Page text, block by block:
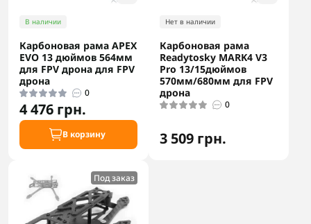
В наличии
Карбоновая рама APEX
EVO 13 дюймов 564мм
для FPV дрона для FPV
дрона
0
4 476 грн.
В корзину
Нет в наличии
Карбоновая рама
Readytosky MARK4 V3
Pro 13/15дюймов
570мм/680мм для FPV
дрона
0
3 509 грн.
Под заказ